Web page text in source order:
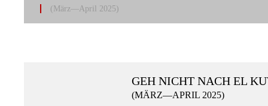
(März—April 2025)
GEH NICHT NACH EL
(MÄRZ—APRIL 2025)